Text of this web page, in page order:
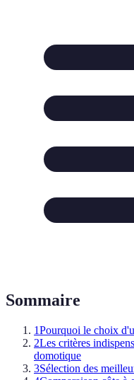
Sommaire
1Pourquoi le choix
2Les critères
domotique
3Sélection des